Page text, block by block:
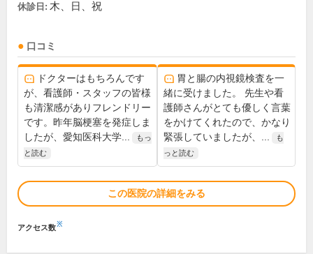
休診日: 木、日、祝
口コミ
ドクターはもちろんです
が、看護師・スタッフの皆様
も清潔感がありフレンドリー
です。昨年脳梗塞を発症しま
したが、愛知医科大学...
もっ
と読む
胃と腸の内視鏡検査を一
緒に受けました。 先生や看
護師さんがとても優しく言葉
をかけてくれたので、かなり
緊張していましたが、...
も
っと読む
この医院の詳細をみる
アクセス数※